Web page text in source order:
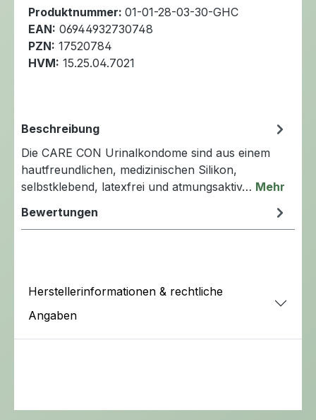
Produktnummer: 01-01-28-03-30-GHC
EAN: 06944932730748
PZN: 17520784
HVM: 15.25.04.7021
Beschreibung
Die CARE CON Urinalkondome sind aus einem
hautfreundlichen, medizinischen Silikon,
selbstklebend, latexfrei und atmungsaktiv… Mehr
Bewertungen
Herstellerinformationen & rechtliche
Angaben